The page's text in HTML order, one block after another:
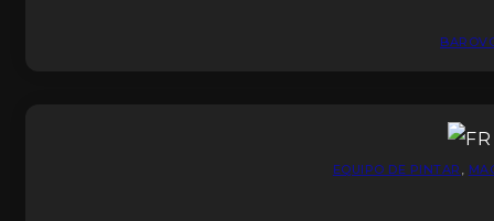
EQUIPO DE PINTAR ,